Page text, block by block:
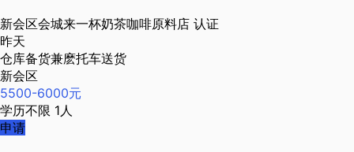
新会区会城来一杯奶茶咖啡原料店 认证
昨天
仓库备货兼麽托车送货
新会区
5500-6000元
学历不限 1人
申请